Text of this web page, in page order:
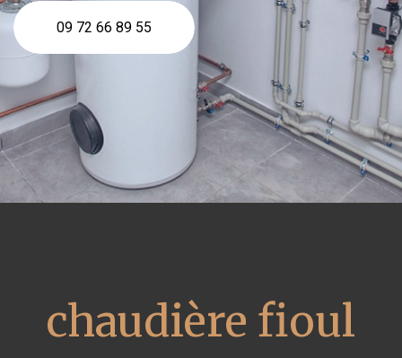
09 72 66 89 55
chaudière fioul